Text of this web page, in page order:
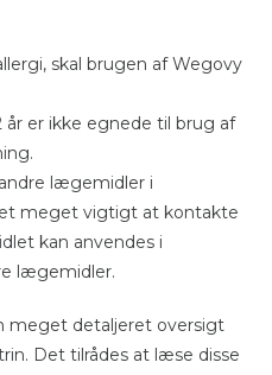
skal brugen af Wegovy
år er ikke egnede til brug af
lægemidler i
meget vigtigt at kontakte
kan anvendes i
lægemidler.
meget detaljeret oversigt
Det tilrådes at læse disse